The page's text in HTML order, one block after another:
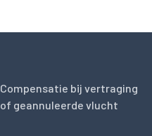
Compensatie bij vertraging
of geannuleerde vlucht